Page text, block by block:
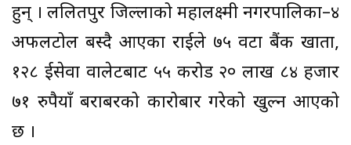
हुन् । ललितपुर जिल्लाको महालक्ष्मी नगरपालिका–४
अफलटोल बस्दै आएका राईले ७५ वटा बैंक खाता,
१२८ ईसेवा वालेटबाट ५५ करोड २० लाख ८४ हजार
७१ रुपैयाँ बराबरको कारोबार गरेको खुल्न आएको
छ ।